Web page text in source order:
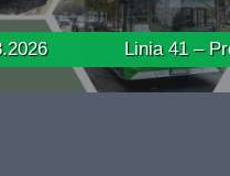
Linia 41 – Program de